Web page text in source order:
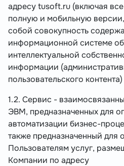
адресу tusoft.ru (включая
полную и мобильную
собой совокупность
информационной системе
интеллектуальной
информации
пользовательского
1.2. Сервис -
ЭВМ, предназначенных для
автоматизации бизнес-
также предназначенный для
Пользователям услуг,
Компании по адресу